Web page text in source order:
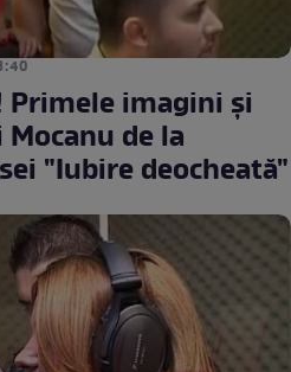
Primele imagini şi
de la
"Iubire deocheată"